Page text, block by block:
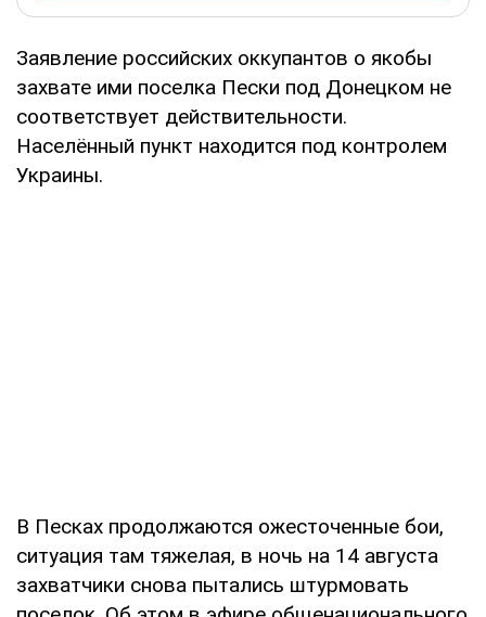
Заявление российских оккупантов о якобы
захвате ими поселка Пески под Донецком не
соответствует действительности.
Населённый пункт находится под контролем
Украины.
В Песках продолжаются ожесточенные бои,
ситуация там тяжелая, в ночь на 14 августа
захватчики снова пытались штурмовать